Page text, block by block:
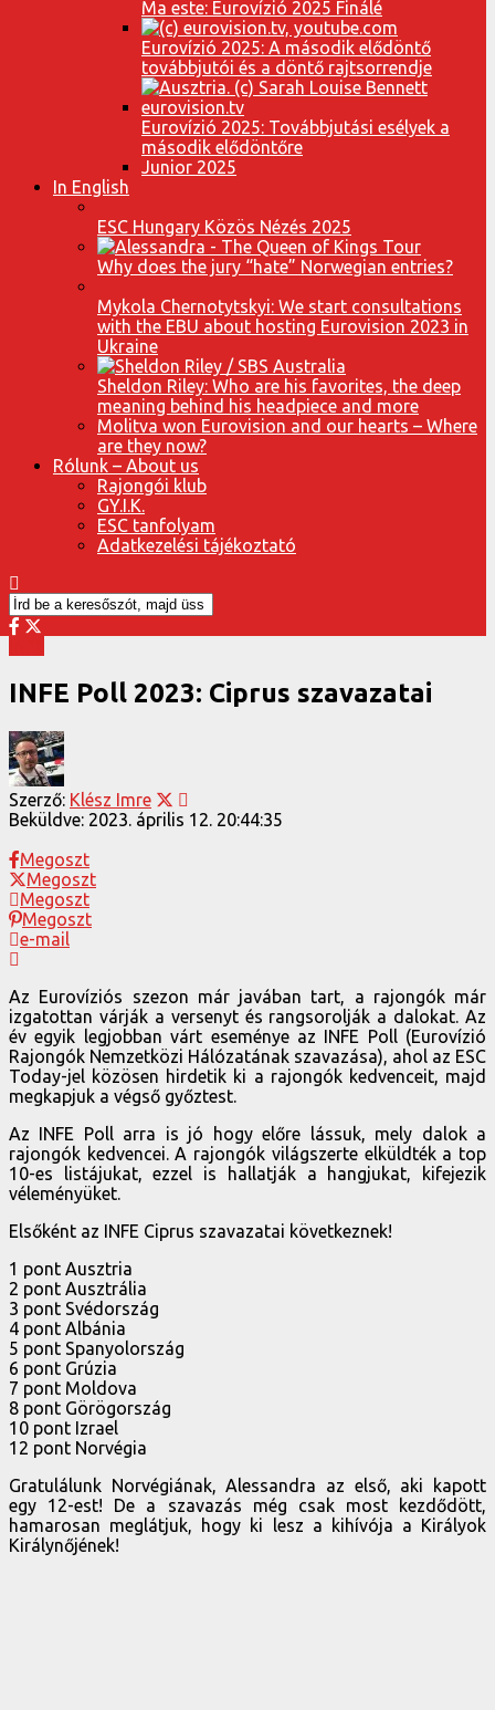
Ma este: Eurovízió 2025 Finálé
Eurovízió 2025: A második elődöntő
továbbjutói és a döntő rajtsorrendje
Eurovízió 2025: Továbbjutási esélyek a
második elődöntőre
Junior 2025
In English
ESC Hungary Közös Nézés 2025
Why does the jury “hate” Norwegian entries?
Mykola Chernotytskyi: We start consultations
with the EBU about hosting Eurovision 2023 in
Ukraine
Sheldon Riley: Who are his favorites, the deep
meaning behind his headpiece and more
Molitva won Eurovision and our hearts – Where
are they now?
Rólunk – About us
Rajongói klub
GY.I.K.
ESC tanfolyam
Adatkezelési tájékoztató
INFE Poll 2023: Ciprus szavazatai
Szerző: Klész Imre
Beküldve: 2023. április 12. 20:44:35
Megoszt
Megoszt
Megoszt
Megoszt
e-mail
Az Eurovíziós szezon már javában tart, a rajongók már
izgatottan várják a versenyt és rangsorolják a dalokat. Az
év egyik legjobban várt eseménye az INFE Poll (Eurovízió
Rajongók Nemzetközi Hálózatának szavazása), ahol az ESC
Today-jel közösen hirdetik ki a rajongók kedvenceit, majd
megkapjuk a végső győztest.
Az INFE Poll arra is jó hogy előre lássuk, mely dalok a
rajongók kedvencei. A rajongók világszerte elküldték a top
10-es listájukat, ezzel is hallatják a hangjukat, kifejezik
véleményüket.
Elsőként az INFE Ciprus szavazatai következnek!
1 pont Ausztria
2 pont Ausztrália
3 pont Svédország
4 pont Albánia
5 pont Spanyolország
6 pont Grúzia
7 pont Moldova
8 pont Görögország
10 pont Izrael
12 pont Norvégia
Gratulálunk Norvégiának, Alessandra az első, aki kapott
egy 12-est! De a szavazás még csak most kezdődött,
hamarosan meglátjuk, hogy ki lesz a kihívója a Királyok
Királynőjének!